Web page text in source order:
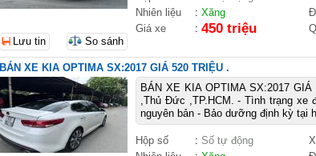
Nhiên liệu
: Xăng
Giá xe
: 450 triệu
Lưu tin So sánh
BÁN XE KIA OPTIMA SX:2017 GIÁ 520 TRIỆU .
BÁN XE KIA OPTIMA SX:2017
,Thủ Đức ,TP.HCM. - Tình trạng xe
nguyên bản - Bảo dưỡng định kỳ tại
Hộp số : Số tự động